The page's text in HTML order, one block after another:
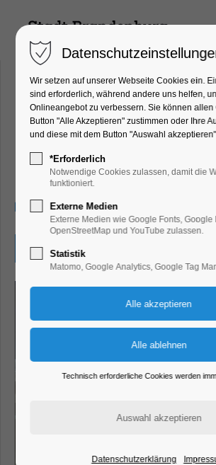
Heiligen Abend
Konzert, Musik, Mitmach-Aktion,
Winterzauber
24.12.2025, 16:30
Eintritt frei
Wir setzen auf unserer Webseite Cookies ein.
sind erforderlich, während andere uns helfen,
Onlineangebot zu verbessern. Sie können
Button "Alle Akzeptieren" zustimmen oder Ihre
und diese mit dem Button "Auswahl
*Erforderlich
Notwendige Cookies zulassen, damit die
funktioniert.
Externe Medien
Externe Medien wie Google Fonts, Google
OpenStreetMap und YouTube zulassen.
Statistik
Matomo, Google Analytics, Google Tag
Technisch erforderliche Cookies werden
Datenschutzerklärung